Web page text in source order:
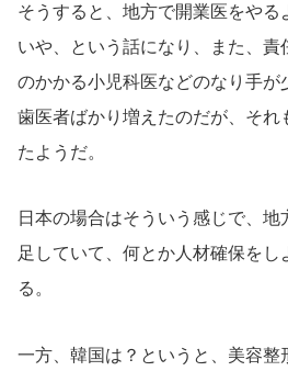
そうすると、地方で開業医をやる
いや、という話になり、また、
のかかる小児科医などのなり手が
歯医者ばかり増えたのだが、それ
たようだ。
日本の場合はそういう感じで、
足していて、何とか人材確保を
る。
一方、韓国は？というと、美容整